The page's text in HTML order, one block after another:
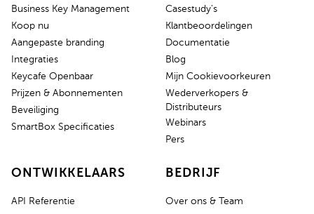
Business Key Management
Koop nu
Aangepaste branding
Integraties
Keycafe Openbaar
Prijzen & Abonnementen
Beveiliging
SmartBox Specificaties
Casestudy's
Klantbeoordelingen
Documentatie
Blog
Mijn Cookievoorkeuren
Wederverkopers &
Distributeurs
Webinars
Pers
ONTWIKKELAARS
API Referentie
BEDRIJF
Over ons & Team